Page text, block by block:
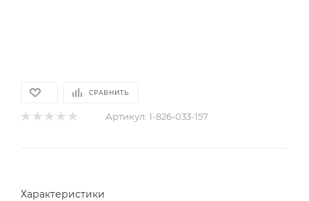
СРАВНИТЬ
Артикул: 1-826-033-157
Характеристики